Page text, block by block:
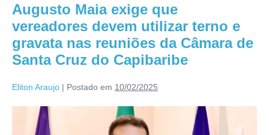
Augusto Maia exige que
vereadores devem utilizar terno e
gravata nas reuniões da Câmara de
Santa Cruz do Capibaribe
Eliton Araujo | Postado em 10/02/2025